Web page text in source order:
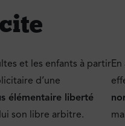
et les enfants à partir
d’une
élémentaire liberté
son libre arbitre.